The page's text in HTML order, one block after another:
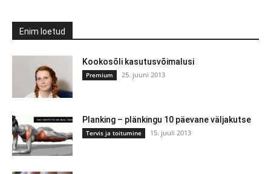
Enim loetud
Kookosõli kasutusvõimalusi
Premium 25. juuni 2013
Planking – plänkingu 10 päevane väljakutse
Tervis ja toitumine 15. juuli 2013